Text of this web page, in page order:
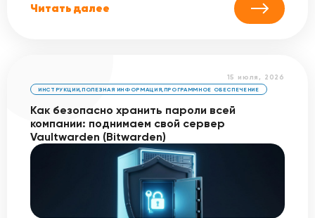
Читать далее
15 июля, 2026
ИНСТРУКЦИИ,ПОЛЕЗНАЯ ИНФОРМАЦИЯ,ПРОГРАММНОЕ ОБЕСПЕЧЕНИЕ
Как безопасно хранить пароли всей
компании: поднимаем свой сервер
Vaultwarden (Bitwarden)